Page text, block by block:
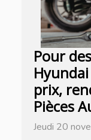
Pour
prix,
Pièces
Jeudi 20